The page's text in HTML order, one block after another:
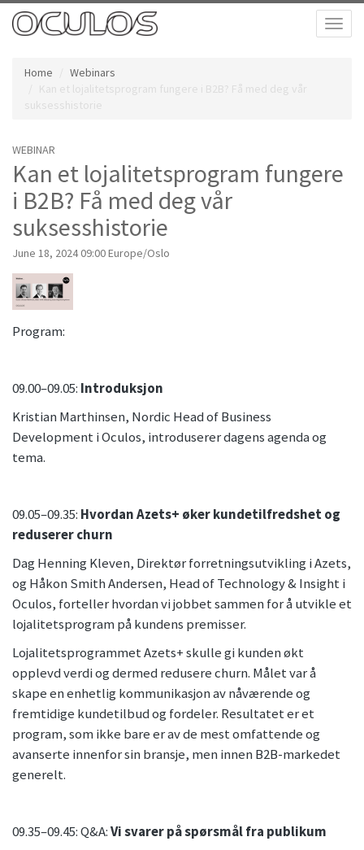
Home
Webinars
Kan et lojalitetsprogram fungere i B2B? Få med deg vår
suksesshistorie
WEBINAR
Kan et lojalitetsprogram fungere
i B2B? Få med deg vår
suksesshistorie
June 18, 2024 09:00 Europe/Oslo
Program:
09.00–09.05: Introduksjon
Kristian Marthinsen, Nordic Head of Business
Development i Oculos, introduserer dagens agenda og
tema.
09.05–09.35: Hvordan Azets+ øker kundetilfredshet og
reduserer churn
Dag Henning Kleven, Direktør forretningsutvikling i Azets,
og Håkon Smith Andersen, Head of Technology & Insight i
Oculos, forteller hvordan vi jobbet sammen for å utvikle et
lojalitetsprogram på kundens premisser.
Lojalitetsprogrammet Azets+ skulle gi kunden økt
opplevd verdi og dermed redusere churn. Målet var å
skape en enhetlig kommunikasjon av nåværende og
fremtidige kundetilbud og fordeler. Resultatet er et
program, som ikke bare er av de mest omfattende og
avanserte innenfor sin bransje, men innen B2B-markedet
generelt.
09.35–09.45: Q&A:Vi svarer på spørsmål fra publikum